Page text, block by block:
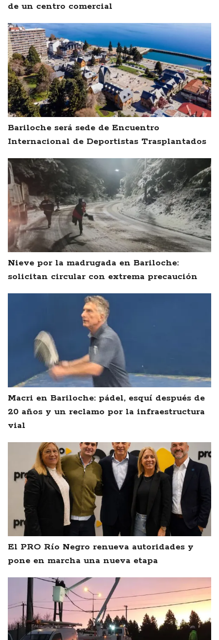
de un centro comercial
Bariloche será sede de Encuentro
Internacional de Deportistas Trasplantados
Nieve por la madrugada en Bariloche:
solicitan circular con extrema precaución
Macri en Bariloche: pádel, esquí después de
20 años y un reclamo por la infraestructura
vial
El PRO Río Negro renueva autoridades y
pone en marcha una nueva etapa